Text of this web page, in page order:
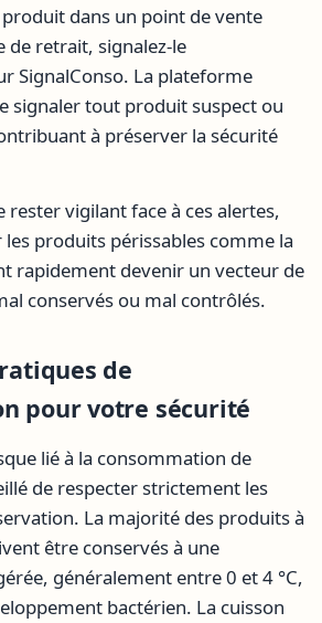
dans un point de vente
de retrait, signalez-le
SignalConso. La plateforme
signaler tout produit suspect ou
à préserver la sécurité
vigilant face à ces alertes,
produits périssables comme la
rapidement devenir un vecteur de
conservés ou mal contrôlés.
de
pour votre sécurité
lié à la consommation de
de respecter strictement les
La majorité des produits à
être conservés à une
généralement entre 0 et 4 °C,
bactérien. La cuisson